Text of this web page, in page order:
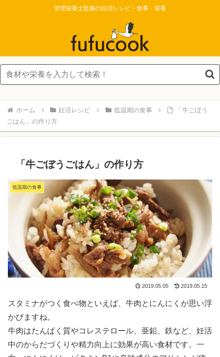
管理栄養士監修の妊活レシピ・食事・栄養
ホーム 妊活レシピ 低温期の食事
「牛ごぼう
ごはん」の作り方
「牛ごぼうごはん」の作り方
低温期の食事
2019.05.05 2019.05.15
スタミナがつく食べ物といえば、牛肉とにんにくが思い浮
かびますね。
牛肉はたんぱく質やコレステロール、亜鉛、鉄など、妊活
中のからだづくりや精力向上に効果が高い食材です。一